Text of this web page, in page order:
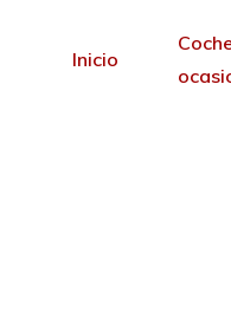
Inicio